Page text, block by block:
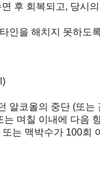
후 회복되고, 당시
을 해치지 못하도
코올의 중단 (또는
며칠 이내에 다음
맥박수가 100회